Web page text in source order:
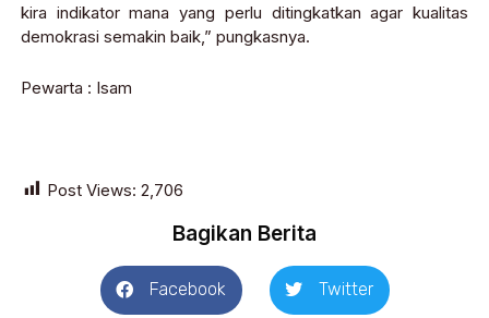
kira indikator mana yang perlu ditingkatkan agar kualitas
demokrasi semakin baik,” pungkasnya.
Pewarta : Isam
Post Views: 2,706
Bagikan Berita
Facebook Twitter